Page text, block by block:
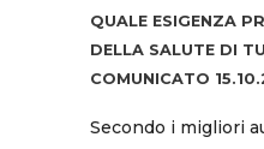
QUALE ESIGENZA
DELLA SALUTE DI
COMUNICATO
Secondo i migliori